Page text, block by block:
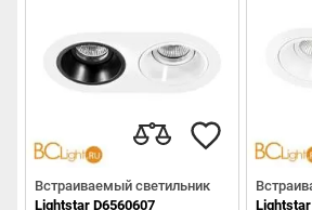
Встраиваемый светильник
Lightstar D6560607
Lightstar